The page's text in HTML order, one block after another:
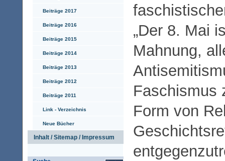
Beiträge 2017
Beiträge 2016
Beiträge 2015
Beiträge 2014
Beiträge 2013
Beiträge 2012
Beiträge 2011
Link - Verzeichnis
Neue Bücher
Inhalt / Sitemap / Impressum
„Der 8. Mai
Mahnung,
Faschismus
Form von